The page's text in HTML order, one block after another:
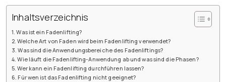
Inhaltsverzeichnis
Was ist ein Fadenlifting?
Welche Art von Faden wird beim Fadenlifting verwendet?
Was sind die Anwendungsbereiche des Fadenliftings?
Wie läuft die Fadenlifting-Anwendung ab und was sind die Phasen?
Wer kann ein Fadenlifting durchführen lassen?
Für wen ist das Fadenlifting nicht geeignet?